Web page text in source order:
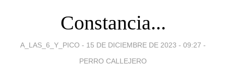
Constancia...
A_LAS_6_Y_PICO - 15 DE DICIEMBRE DE 2023 - 09:27 -
PERRO CALLEJERO